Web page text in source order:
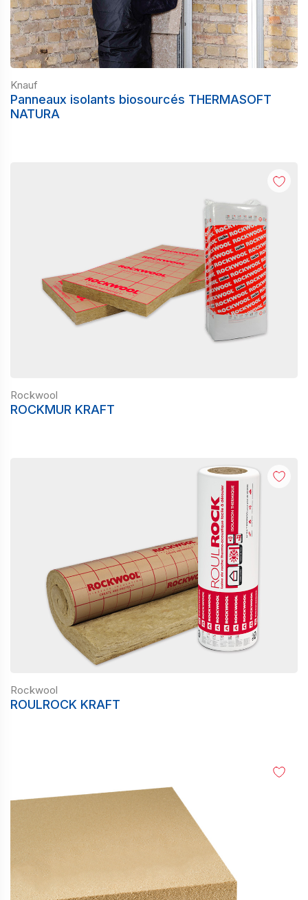
Knauf
Panneaux isolants biosourcés THERMASOFT
NATURA
Rockwool
ROCKMUR KRAFT
Rockwool
ROULROCK KRAFT